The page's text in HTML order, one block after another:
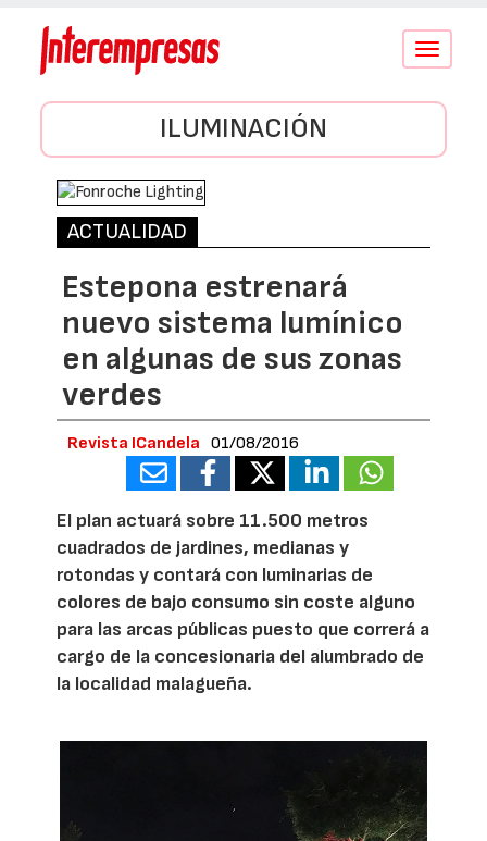
Conmutar
ILUMINACIÓN
ACTUALIDAD
Estepona estrenará
nuevo sistema lumínico
en algunas de sus zonas
verdes
Revista ICandela 01/08/2016
El plan actuará sobre 11.500 metros
cuadrados de jardines, medianas y
rotondas y contará con luminarias de
colores de bajo consumo sin coste alguno
para las arcas públicas puesto que correrá a
cargo de la concesionaria del alumbrado de
la localidad malagueña.